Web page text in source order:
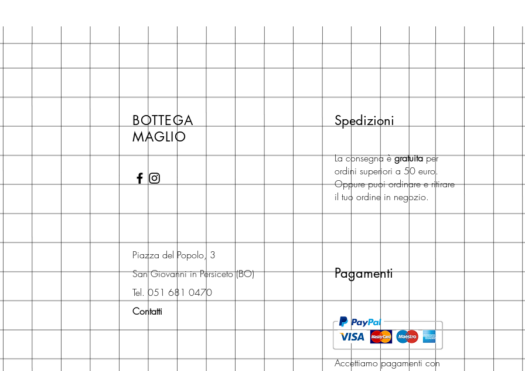
BOTTEGA
MAGLIO
Piazza del Popolo, 3
San Giovanni in Persiceto (BO)
Tel. 051 681 0470
Contatti
Spedizioni
La consegna ègratuitaper
ordini superiori a 50 euro.
Oppure puoi ordinare e ritirare
il tuo ordine in negozio.
Pagamenti
Accettiamo pagamenti con